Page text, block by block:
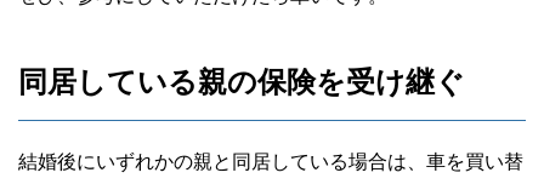
同居している親の保険を受け継ぐ
結婚後にいずれかの親と同居している場合は、車を買い替